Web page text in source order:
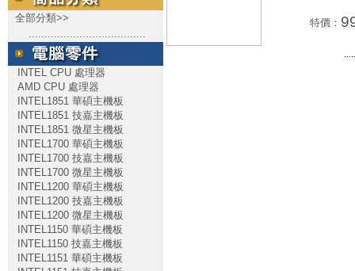
全部分類>>
.....................................
INTEL CPU 處理器
AMD CPU 處理器
INTEL1851 華碩主機板
INTEL1851 技嘉主機板
INTEL1851 微星主機板
INTEL1700 華碩主機板
INTEL1700 技嘉主機板
INTEL1700 微星主機板
INTEL1200 華碩主機板
INTEL1200 技嘉主機板
INTEL1200 微星主機板
INTEL1150 華碩主機板
INTEL1150 技嘉主機板
INTEL1151 華碩主機板
特價：